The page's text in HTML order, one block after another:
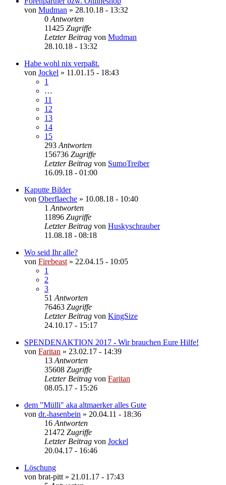
von Mudman » 28.10.18 - 13:32
0 Antworten
11425 Zugriffe
Letzter Beitrag von Mudman
28.10.18 - 13:32
Habe wohl nix verpaßt.
von Jockel » 11.01.15 - 18:43
1
…
11
12
13
14
15
293 Antworten
156736 Zugriffe
Letzter Beitrag von SumoTreiber
16.09.18 - 01:00
Kaputte Bilder
von Oberflaeche » 10.08.18 - 10:40
1 Antworten
11896 Zugriffe
Letzter Beitrag von Huskyschrauber
11.08.18 - 08:18
Wo seid Ihr alle?
von Firebeast » 22.04.15 - 10:05
1
2
3
51 Antworten
76463 Zugriffe
Letzter Beitrag von KingSize
24.10.17 - 15:17
SPENDENAKTION 2017 - Wir brauchen Eure Hilfe!
von Faritan » 23.02.17 - 14:39
13 Antworten
35608 Zugriffe
Letzter Beitrag von Faritan
08.05.17 - 15:26
dem "Mülli" aka altmaerker alles Gute
von dr.-hasenbein » 20.04.11 - 18:36
16 Antworten
21472 Zugriffe
Letzter Beitrag von Jockel
20.04.17 - 16:46
Löschung
von brat-pitt » 21.01.17 - 17:43